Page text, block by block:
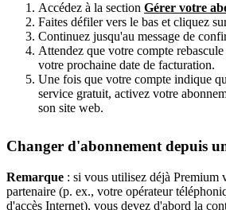
Accédez à la section Gérer votre
Faites défiler vers le bas et cliquez
Continuez jusqu'au message de
Attendez que votre compte
votre prochaine date de facturation.
Une fois que votre compte indique
service gratuit, activez votre
son site web.
Changer d'abonnement depuis
Remarque : si vous utilisez déjà Premium
partenaire (p. ex., votre opérateur
d'accès Internet), vous devez d'abord la